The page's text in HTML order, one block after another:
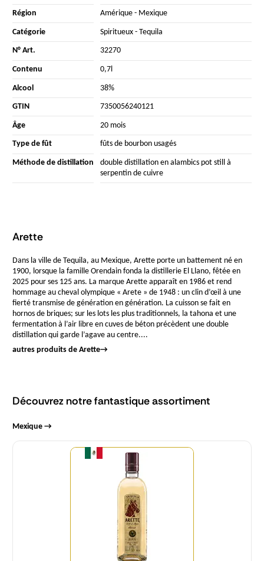
Région Amérique- Mexique
Catégorie Spiritueux- Tequila
N° Art. 32270
Contenu 0,7l
Alcool 38%
GTIN 7350056240121
Âge 20 mois
Type de fût fûts de bourbon usagés
Méthode de distillation
double distillation en alambics pot still à
serpentin de cuivre
Arette
Dans la ville de Tequila, au Mexique, Arette porte un battement né en
1900, lorsque la famille Orendain fonda la distillerie El Llano, fêtée en
2025 pour ses 125 ans. La marque Arette apparaît en 1986 et rend
hommage au cheval olympique « Arete » de 1948 : un clin d’œil à une
fierté transmise de génération en génération. La cuisson se fait en
hornos de briques; sur les lots les plus traditionnels, la tahona et une
fermentation à l’air libre en cuves de béton précèdent une double
distillation qui garde l’agave au centre....
autres produits de Arette→
Découvrez notre fantastique assortiment
Mexique →
Quantité